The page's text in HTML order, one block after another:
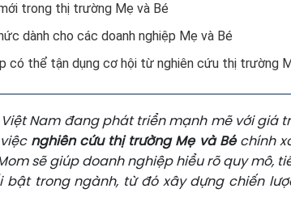
trong thị trường Mẹ và Bé
dành cho các doanh nghiệp Mẹ và Bé
có thể tận dụng cơ hội từ nghiên cứu thị trường
Nam đang phát triển mạnh mẽ với giá
nghiên cứu thị trường Mẹ và Béchính
sẽ giúp doanh nghiệp hiểu rõ quy mô,
bật trong ngành, từ đó xây dựng chiến